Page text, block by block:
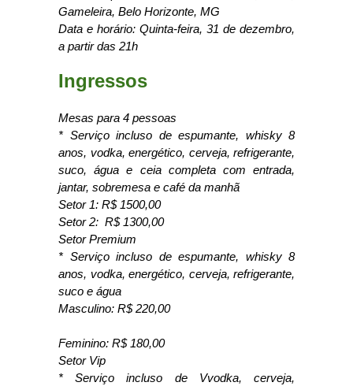
Gameleira, Belo Horizonte, MG
Data e horário: Quinta-feira, 31 de dezembro,
a partir das 21h
Ingressos
Mesas para 4 pessoas
* Serviço incluso de espumante, whisky 8
anos, vodka, energético, cerveja, refrigerante,
suco, água e ceia completa com entrada,
jantar, sobremesa e café da manhã
Setor 1: R$ 1500,00
Setor 2: R$ 1300,00
Setor Premium
* Serviço incluso de espumante, whisky 8
anos, vodka, energético, cerveja, refrigerante,
suco e água
Masculino: R$ 220,00
Feminino: R$ 180,00
Setor Vip
* Serviço incluso de Vvodka, cerveja,